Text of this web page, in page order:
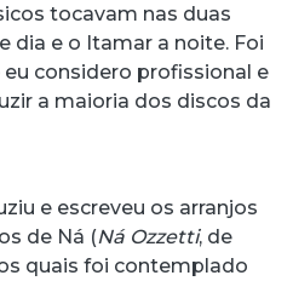
tocavam nas duas
dia e o Itamar a noite. Foi
considero profissional e
a maioria dos discos da
e escreveu os arranjos
de Ná (Ná Ozzetti, de
quais foi contemplado